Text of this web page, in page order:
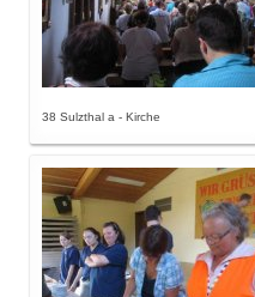
38 Sulzthal a - Kirche